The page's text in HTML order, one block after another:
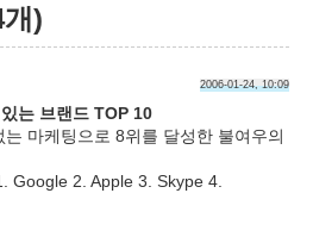
)
2006-01-24, 10:09
는 브랜드 TOP 10
마케팅으로 8위를 달성한 불여우의
Google 2. Apple 3. Skype 4.